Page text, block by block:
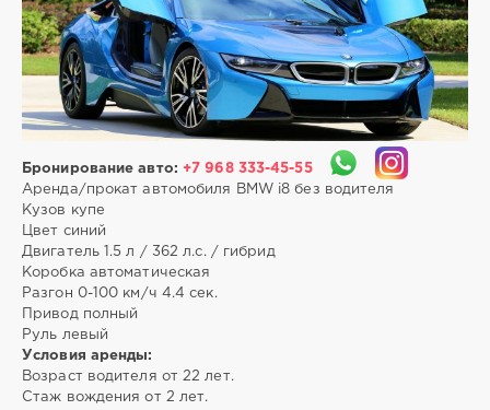
admin
25
345
Бронирование авто: +7 968 333-45-55
Аренда/прокат автомобиля BMW i8 без водителя
Кузов купе
Цвет синий
Двигатель 1.5 л / 362 л.с. / гибрид
Коробка автоматическая
Разгон 0-100 км/ч 4.4 сек.
Привод полный
Руль левый
Условия аренды:
Возраст водителя от 22 лет.
Стаж вождения от 2 лет.